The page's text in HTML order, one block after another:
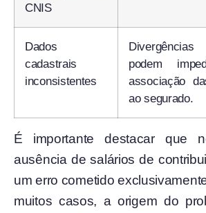
CNIS
Dados
cadastrais
inconsistentes
podem
associação
ao segurado.
É importante destacar que
ausência de salários de
um erro cometido
muitos casos, a origem do